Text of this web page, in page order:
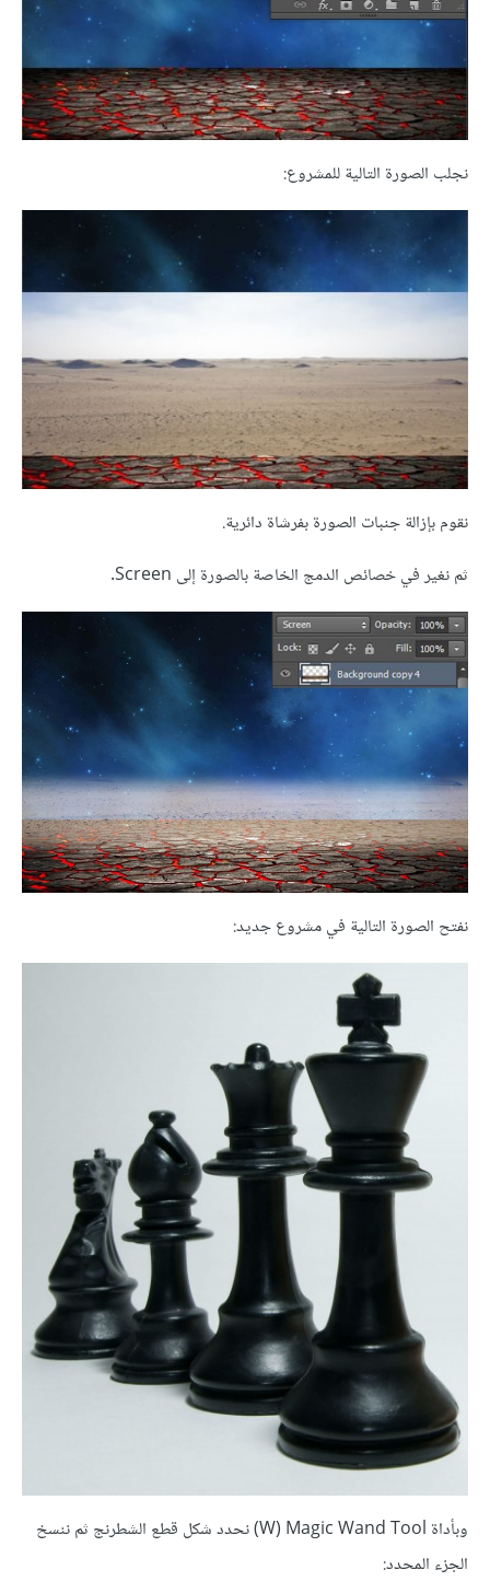
نجلب الصورة التالية للمشروع:
نقوم بإزالة جنبات الصورة بفرشاة دائرية.
ثم نغير في خصائص الدمج الخاصة بالصورة إلى Screen.
نفتح الصورة التالية في مشروع جديد:
وبأداة W) Magic Wand Tool) نحدد شكل قطع الشطرنج ثم ننسخ
الجزء المحدد: